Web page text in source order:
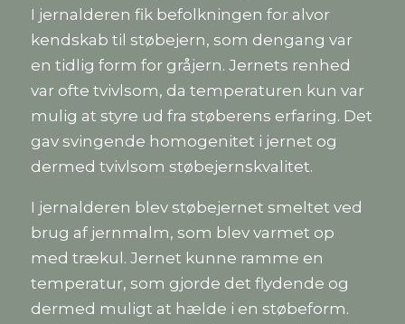
I jernalderen fik befolkningen for alvor
kendskab til støbejern, som dengang var
en tidlig form for gråjern. Jernets renhed
var ofte tvivlsom, da temperaturen kun var
mulig at styre ud fra støberens erfaring. Det
gav svingende homogenitet i jernet og
dermed tvivlsom støbejernskvalitet.
I jernalderen blev støbejernet smeltet ved
brug af jernmalm, som blev varmet op
med trækul. Jernet kunne ramme en
temperatur, som gjorde det flydende og
dermed muligt at hælde i en støbeform.